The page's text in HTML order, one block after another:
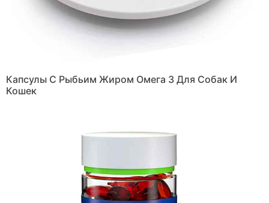
Капсулы С Рыбьим Жиром Омега 3 Для Собак И
Кошек